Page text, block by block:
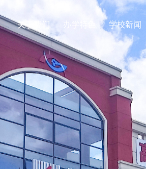
关于我们 办学特色 学校新闻